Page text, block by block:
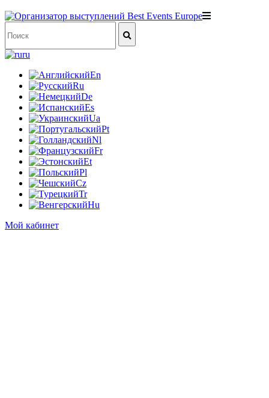
ru
En
Ru
De
Es
Ua
Pt
Nl
Fr
Et
Pl
Cz
Tr
Hu
Мой кабинет